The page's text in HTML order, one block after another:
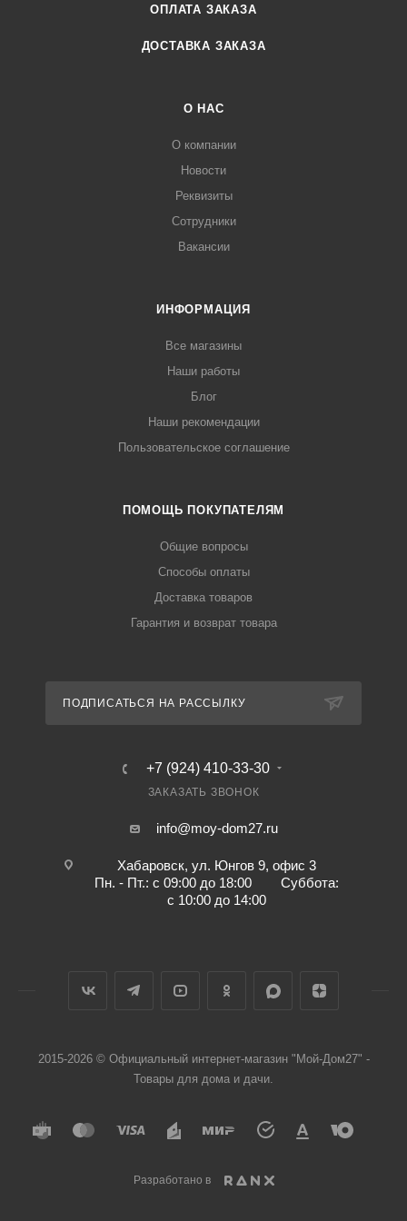
ОПЛАТА ЗАКАЗА
ДОСТАВКА ЗАКАЗА
О НАС
О компании
Новости
Реквизиты
Сотрудники
Вакансии
ИНФОРМАЦИЯ
Все магазины
Наши работы
Блог
Наши рекомендации
Пользовательское соглашение
ПОМОЩЬ ПОКУПАТЕЛЯМ
Общие вопросы
Способы оплаты
Доставка товаров
Гарантия и возврат товара
ПОДПИСАТЬСЯ НА РАССЫЛКУ
+7 (924) 410-33-30
ЗАКАЗАТЬ ЗВОНОК
info@moy-dom27.ru
Хабаровск, ул. Юнгов 9, офис 3
Пн. - Пт.: с 09:00 до 18:00 Суббота:
с 10:00 до 14:00
2015-2026 © Официальный интернет-магазин "Мой-Дом27" -
Товары для дома и дачи.
Разработано в